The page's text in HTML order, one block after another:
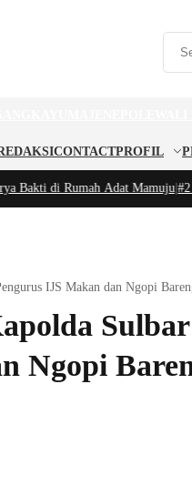
CONTACTPROFIL
di Rumah Adat Mamuju|#2 -
IJS Makan dan Ngopi
Ngopi